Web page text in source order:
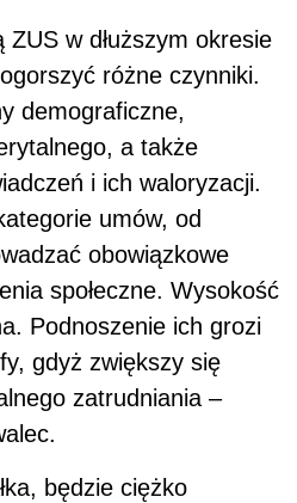
w dłuższym okresie
różne czynniki.
demograficzne,
a także
i ich waloryzacji.
umów, od
obowiązkowe
społeczne. Wysokość
Podnoszenie ich grozi
gdyż zwiększy się
zatrudniania –
będzie ciężko